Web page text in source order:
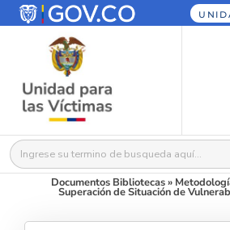
Buscar:
Documentos Bibliotecas»
Superación de Situación de